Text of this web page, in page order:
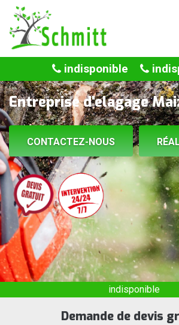
indisponible
Entreprise d'elagage
CONTACTEZ-NOUS
indisponible
Demande de devis